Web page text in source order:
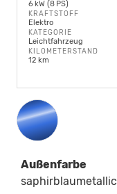
6 kW (8 PS)
KRAFTSTOFF
Elektro
KATEGORIE
Leichtfahrzeug
KILOMETERSTAND
12 km
Außenfarbe
saphirblaumetallic